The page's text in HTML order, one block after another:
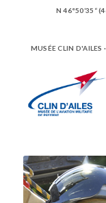
N 46°50’35“
MUSÉE CLIN D'AILES